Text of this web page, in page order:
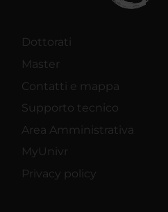
Dottorati
Master
Contatti e mappa
Supporto tecnico
Area Amministrativa
MyUnivr
Privacy policy